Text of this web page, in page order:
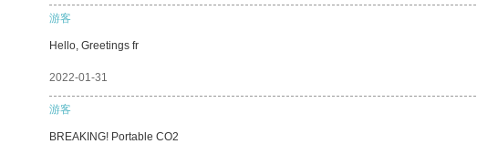
游客
Hello, Greetings fr
2022-01-31
游客
BREAKING! Portable CO2